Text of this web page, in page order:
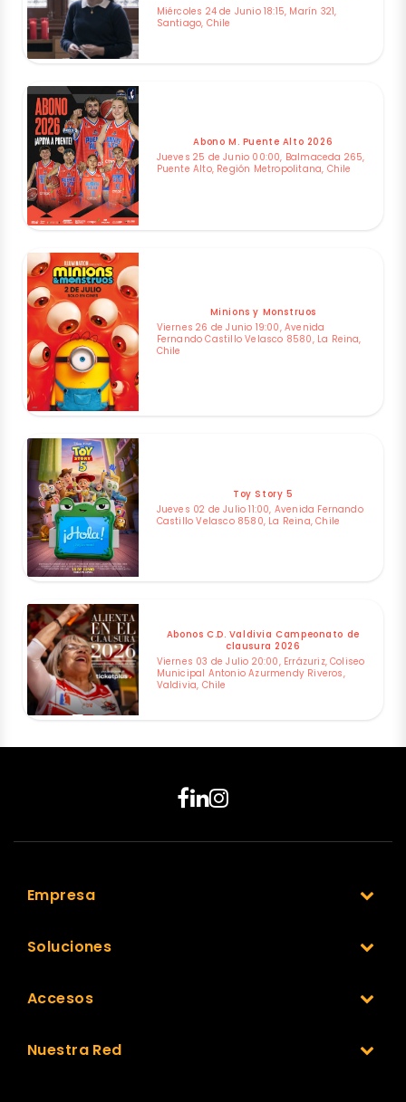
Miércoles 24 de Junio 18:15, Marín 321,
Santiago, Chile
Abono M. Puente Alto 2026
Jueves 25 de Junio 00:00, Balmaceda 265,
Puente Alto, Región Metropolitana, Chile
Minions y Monstruos
Viernes 26 de Junio 19:00, Avenida
Fernando Castillo Velasco 8580, La Reina,
Chile
Toy Story 5
Jueves 02 de Julio 11:00, Avenida Fernando
Castillo Velasco 8580, La Reina, Chile
Abonos C.D. Valdivia Campeonato de
clausura 2026
Viernes 03 de Julio 20:00, Errázuriz, Coliseo
Municipal Antonio Azurmendy Riveros,
Valdivia, Chile
Empresa
Soluciones
Accesos
Nuestra Red